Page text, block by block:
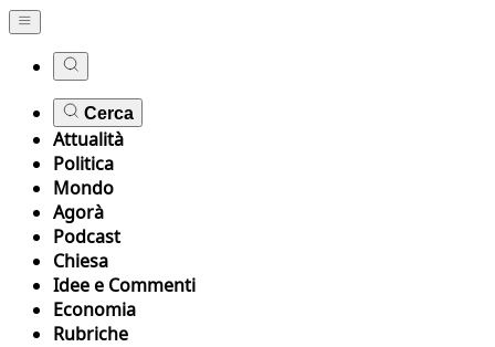
Cerca
Attualità
Politica
Mondo
Agorà
Podcast
Chiesa
Idee e Commenti
Economia
Rubriche